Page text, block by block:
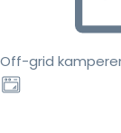
Off-grid